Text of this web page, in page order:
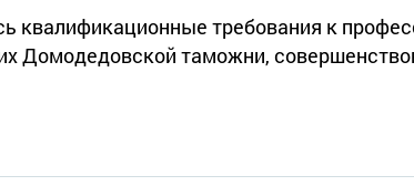
квалификационные требования к
Домодедовской таможни,